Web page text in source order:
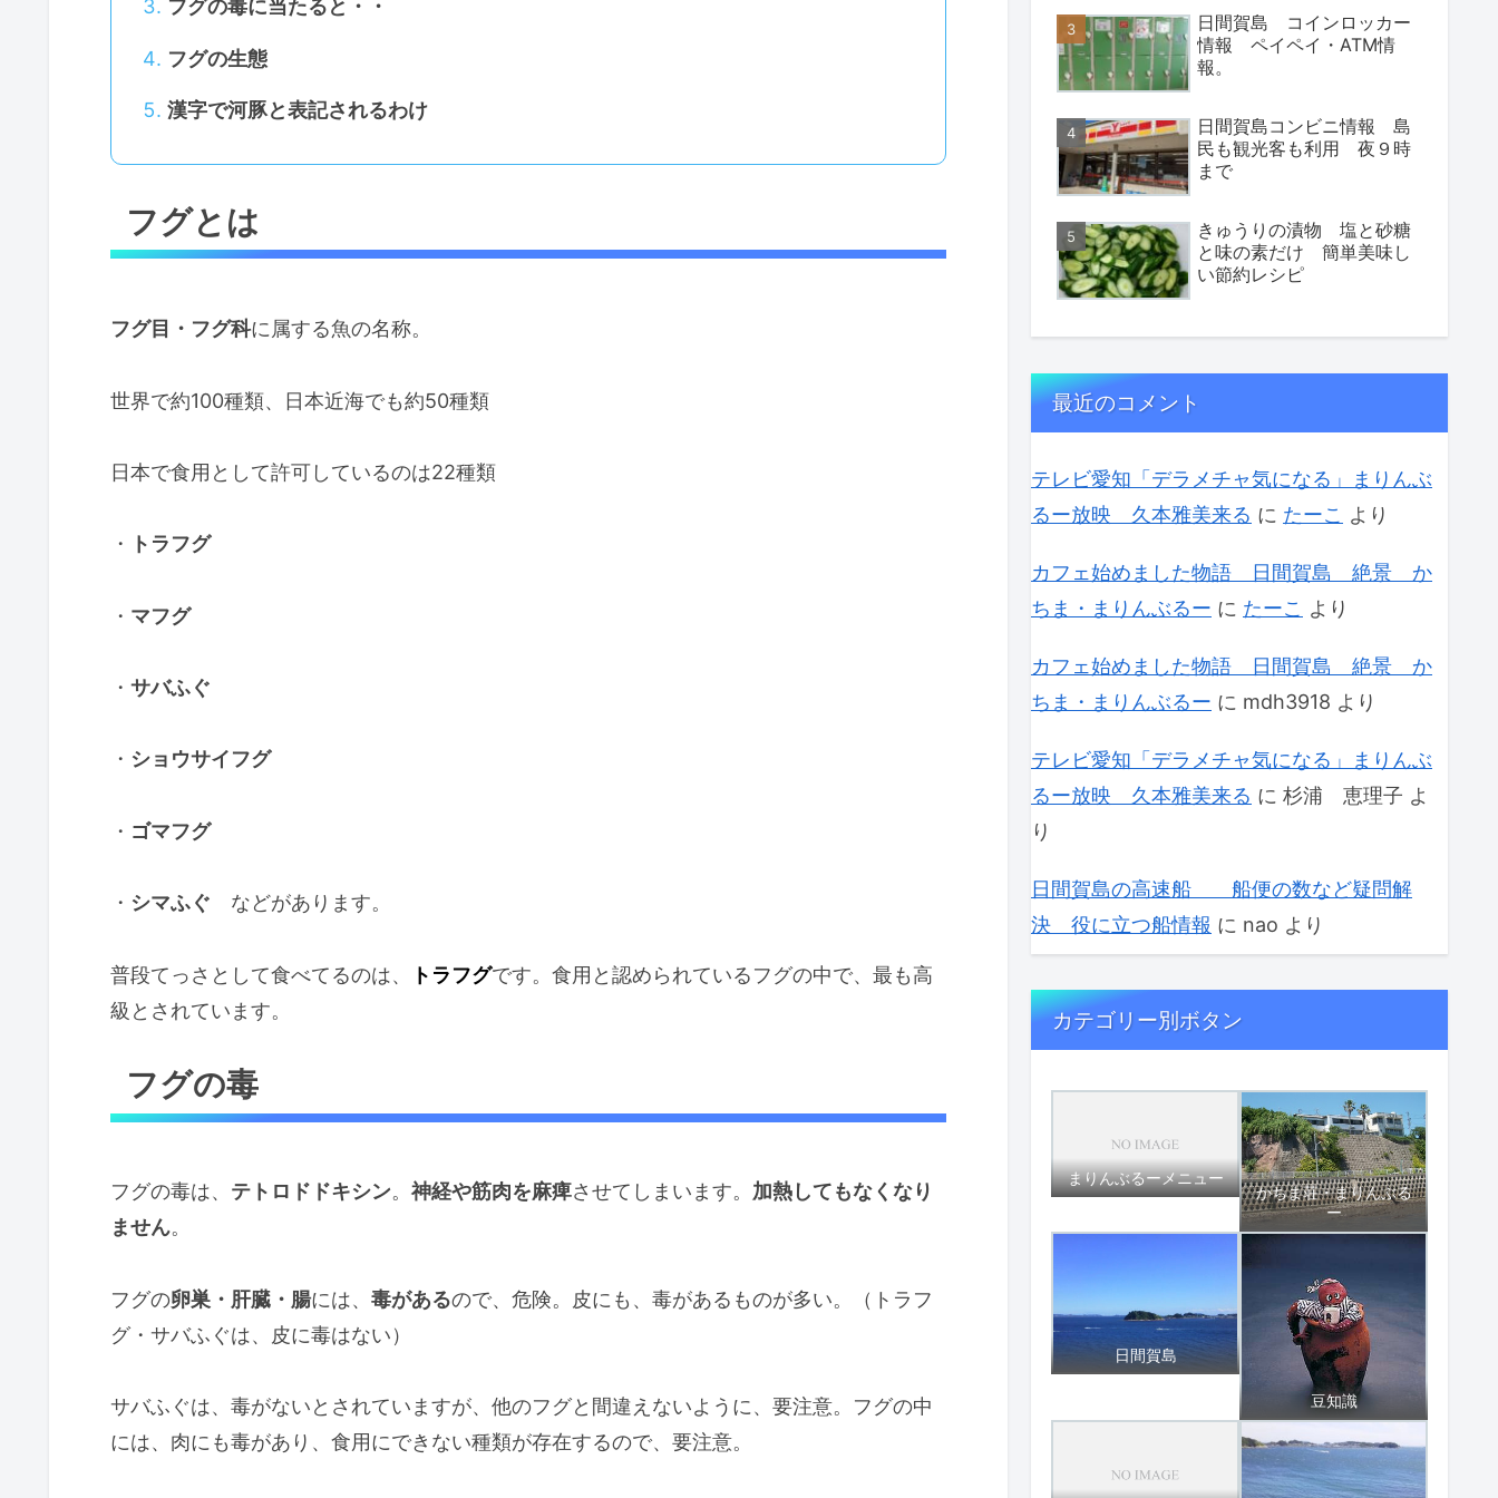
フグの毒に当たると・・
フグの生態
漢字で河豚と表記されるわけ
フグとは
フグ目・フグ科に属する魚の名称。
世界で約100種類、日本近海でも約50種類
日本で食用として許可しているのは22種類
・ トラフグ
・ マフグ
・ サバふぐ
・ ショウサイフグ
・ ゴマフグ
・ シマふぐ などがあります。
普段てっさとして食べてるのは、 トラフグです。食用と認められているフグの中で、最も高
級とされています。
フグの毒
フグの毒は、 テトロドドキシン。 神経や筋肉を麻痺させてしまいます。 加熱してもなくなり
ません。
フグの卵巣・肝臓・腸には、 毒があるので、危険。皮にも、毒があるものが多い。（トラフ
グ・サバふぐは、皮に毒はない）
サバふぐは、毒がないとされていますが、他のフグと間違えないように、要注意。フグの中
には、肉にも毒があり、食用にできない種類が存在するので、要注意。
日間賀島 コインロッカー
情報 ペイペイ・ATM情
報。
日間賀島コンビニ情報 島
民も観光客も利用 夜９時
まで
きゅうりの漬物 塩と砂糖
と味の素だけ 簡単美味し
い節約レシピ
最近のコメント
テレビ愛知「デラメチャ気になる」まりんぶ
るー放映 久本雅美来る に たーこ より
カフェ始めました物語 日間賀島 絶景 か
ちま・まりんぶるー に たーこ より
カフェ始めました物語 日間賀島 絶景 か
ちま・まりんぶるー に mdh3918 より
テレビ愛知「デラメチャ気になる」まりんぶ
るー放映 久本雅美来る に 杉浦 恵理子 よ
り
日間賀島の高速船 船便の数など疑問解
決 役に立つ船情報 に nao より
カテゴリー別ボタン
まりんぶるーメニュー
かちま荘・まりんぶる
ー
日間賀島
豆知識